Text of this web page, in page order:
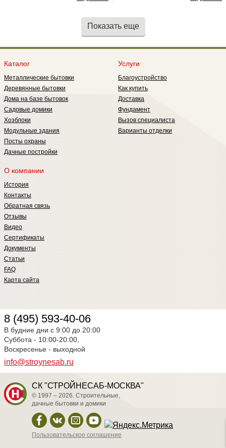
Показать еще
Каталог
Металлические бытовки
Деревянные бытовки
Дома на базе бытовок
Садовые домики
Хозблоки
Модульные здания
Посты охраны
Дачные постройки
Услуги
Благоустройство
Как купить
Доставка
Фундамент
Вызов специалиста
Варианты отделки
О компании
История
Контакты
Обратная связь
Отзывы
Видео
Сертификаты
Документы
Статьи
FAQ
Карта сайта
8 (495) 593-40-06
В будние дни с 9:00 до 20:00
Суббота - 10:00-20:00,
Воскресенье - выходной
info@stroynesab.ru
СК "СТРОЙНЕСАБ-МОСКВА"
© 1997 – 2026. Строительные,
дачные бытовки и домики
Пользовательское соглашение